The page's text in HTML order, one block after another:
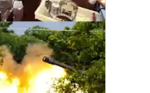
Video